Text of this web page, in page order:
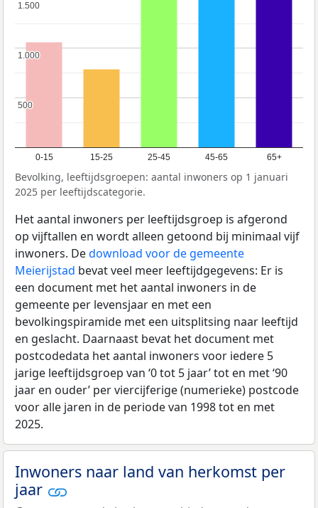
0-15 15-25 25-45 45-65 65+
500
500
1.000
1.000
1.500
1.500
Bevolking, leeftijdsgroepen: aantal inwoners op 1 januari
2025 per leeftijdscategorie.
Het aantal inwoners per leeftijdsgroep is afgerond
op vijftallen en wordt alleen getoond bij minimaal vijf
inwoners. Dedownload voor de gemeente
Meierijstad bevat veel meer leeftijdgegevens: Er is
een document met het aantal inwoners in de
gemeente per levensjaar en met een
bevolkingspiramide met een uitsplitsing naar leeftijd
en geslacht. Daarnaast bevat het document met
postcodedata het aantal inwoners voor iedere 5
jarige leeftijdsgroep van ‘0 tot 5 jaar’ tot en met ‘90
jaar en ouder’ per viercijferige (numerieke) postcode
voor alle jaren in de periode van 1998 tot en met
2025.
Inwoners naar land van herkomst per
jaar